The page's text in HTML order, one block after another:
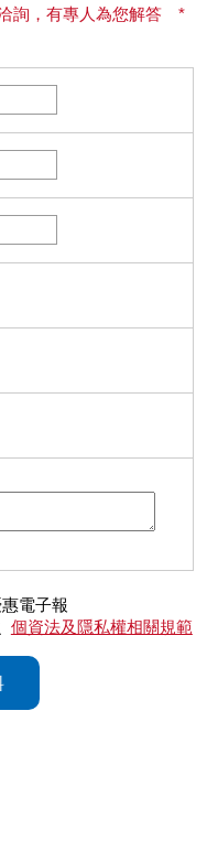
詢，有專人為您解答 *
電子報
個資法及隱私權相關規範